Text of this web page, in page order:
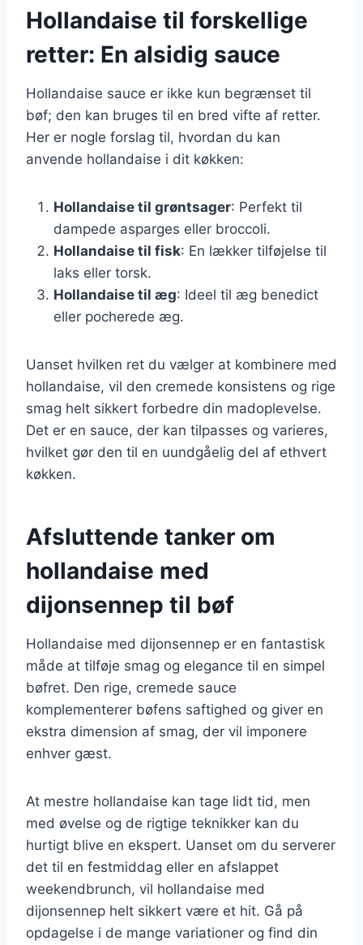
Hollandaise til forskellige
retter: En alsidig sauce
Hollandaise sauce er ikke kun begrænset til
bøf; den kan bruges til en bred vifte af retter.
Her er nogle forslag til, hvordan du kan
anvende hollandaise i dit køkken:
Hollandaise til grøntsager: Perfekt til
dampede asparges eller broccoli.
Hollandaise til fisk: En lækker tilføjelse til
laks eller torsk.
Hollandaise til æg: Ideel til æg benedict
eller pocherede æg.
Uanset hvilken ret du vælger at kombinere med
hollandaise, vil den cremede konsistens og rige
smag helt sikkert forbedre din madoplevelse.
Det er en sauce, der kan tilpasses og varieres,
hvilket gør den til en uundgåelig del af ethvert
køkken.
Afsluttende tanker om
hollandaise med
dijonsennep til bøf
Hollandaise med dijonsennep er en fantastisk
måde at tilføje smag og elegance til en simpel
bøfret. Den rige, cremede sauce
komplementerer bøfens saftighed og giver en
ekstra dimension af smag, der vil imponere
enhver gæst.
At mestre hollandaise kan tage lidt tid, men
med øvelse og de rigtige teknikker kan du
hurtigt blive en ekspert. Uanset om du serverer
det til en festmiddag eller en afslappet
weekendbrunch, vil hollandaise med
dijonsennep helt sikkert være et hit. Gå på
opdagelse i de mange variationer og find din